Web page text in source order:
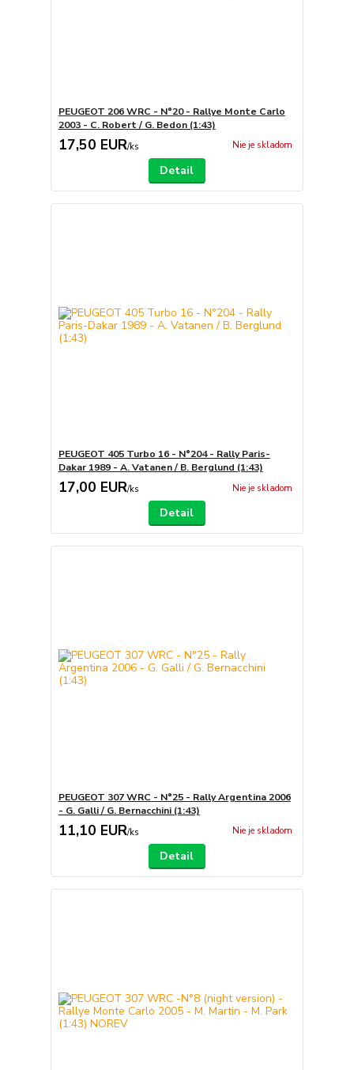
PEUGEOT 206 WRC - N°20 - Rallye Monte Carlo
2003 - C. Robert / G. Bedon (1:43)
17,50 EUR/ks Nie je skladom
Detail
PEUGEOT 405 Turbo 16 - N°204 - Rally Paris-
Dakar 1989 - A. Vatanen / B. Berglund (1:43)
17,00 EUR/ks Nie je skladom
Detail
PEUGEOT 307 WRC - N°25 - Rally Argentina 2006
- G. Galli / G. Bernacchini (1:43)
11,10 EUR/ks Nie je skladom
Detail